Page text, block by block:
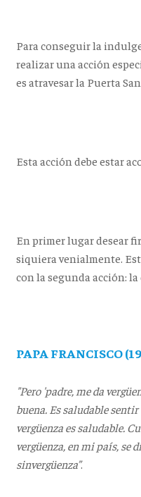
Para conseguir la
realizar una acción
es atravesar la Puerta
Esta acción debe estar
En primer lugar desear
siquiera venialmente.
con la segunda acción:
PAPA FRANCISCO
"Pero 'padre, me da
buena. Es saludable sentir
vergüenza es saludable.
vergüenza, en mi país, se
sinvergüenza”.